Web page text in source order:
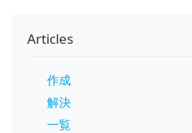
Articles
作成
解決
一覧